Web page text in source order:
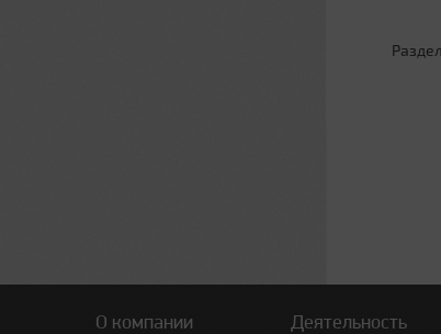
О компании Деятельность